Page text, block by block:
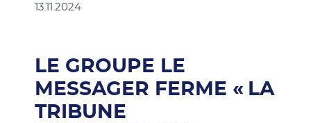
13.11.2024
LE GROUPE LE
MESSAGER FERME « LA
TRIBUNE